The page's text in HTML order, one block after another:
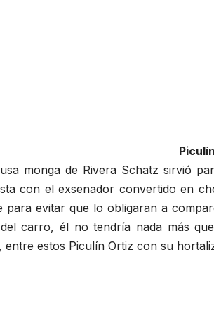
monga de Rivera Schatz sirvió
con el exsenador convertido en
para evitar que lo obligaran a
carro, él no tendría nada más
entre estos Piculín Ortiz con su